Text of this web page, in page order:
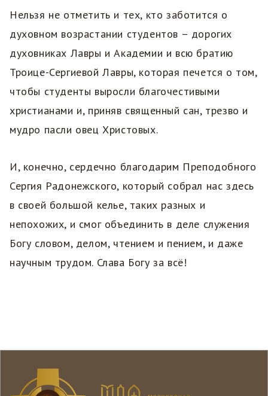
Нельзя не отметить и тех, кто заботится о
духовном возрастании студентов – дорогих
духовниках Лавры и Академии и всю братию
Троице-Сергиевой Лавры, которая печется о том,
чтобы студенты выросли благочестивыми
христианами и, приняв священный сан, трезво и
мудро пасли овец Христовых.
И, конечно, сердечно благодарим Преподобного
Сергия Радонежского, который собрал нас здесь
в своей большой келье, таких разных и
непохожих, и смог объединить в деле служения
Богу словом, делом, чтением и пением, и даже
научным трудом. Слава Богу за всё!